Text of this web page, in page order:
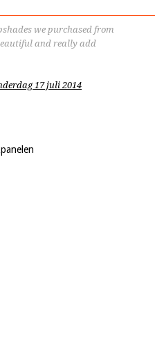
we purchased from
and really add
17 juli 2014